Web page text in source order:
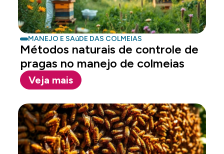
MANEJO E SAúDE DAS COLMEIAS
Métodos naturais de controle de
pragas no manejo de colmeias
Veja mais